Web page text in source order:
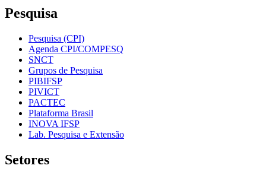
Pesquisa
Pesquisa (CPI)
Agenda CPI/COMPESQ
SNCT
Grupos de Pesquisa
PIBIFSP
PIVICT
PACTEC
Plataforma Brasil
INOVA IFSP
Lab. Pesquisa e Extensão
Setores